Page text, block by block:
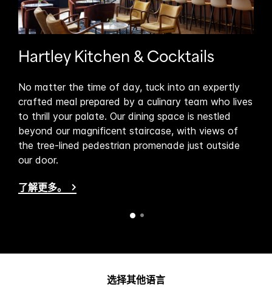
Hartley Kitchen & Cocktails
No matter the time of day, tuck into an expertly
crafted meal prepared by a culinary team who lives
to thrill your palate. Our dining space is nestled
beyond our magnificent staircase, with views of
the tree-lined pedestrian promenade just outside
our door.
了解更多。
选择其他语言